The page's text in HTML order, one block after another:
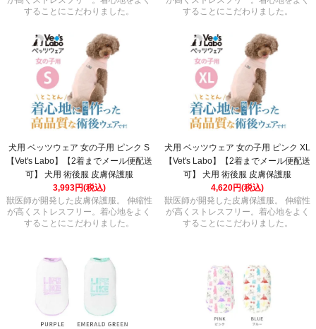
することにこだわりました。
することにこだわりました。
犬用 ベッツウェア 女の子用 ピンク S
【Vet's Labo】【2着までメール便配送
可】 犬用 術後服 皮膚保護服
3,993円(税込)
獣医師が開発した皮膚保護服。 伸縮性
が高くストレスフリー。着心地をよく
することにこだわりました。
犬用 ベッツウェア 女の子用 ピンク XL
【Vet's Labo】【2着までメール便配送
可】 犬用 術後服 皮膚保護服
4,620円(税込)
獣医師が開発した皮膚保護服。 伸縮性
が高くストレスフリー。着心地をよく
することにこだわりました。